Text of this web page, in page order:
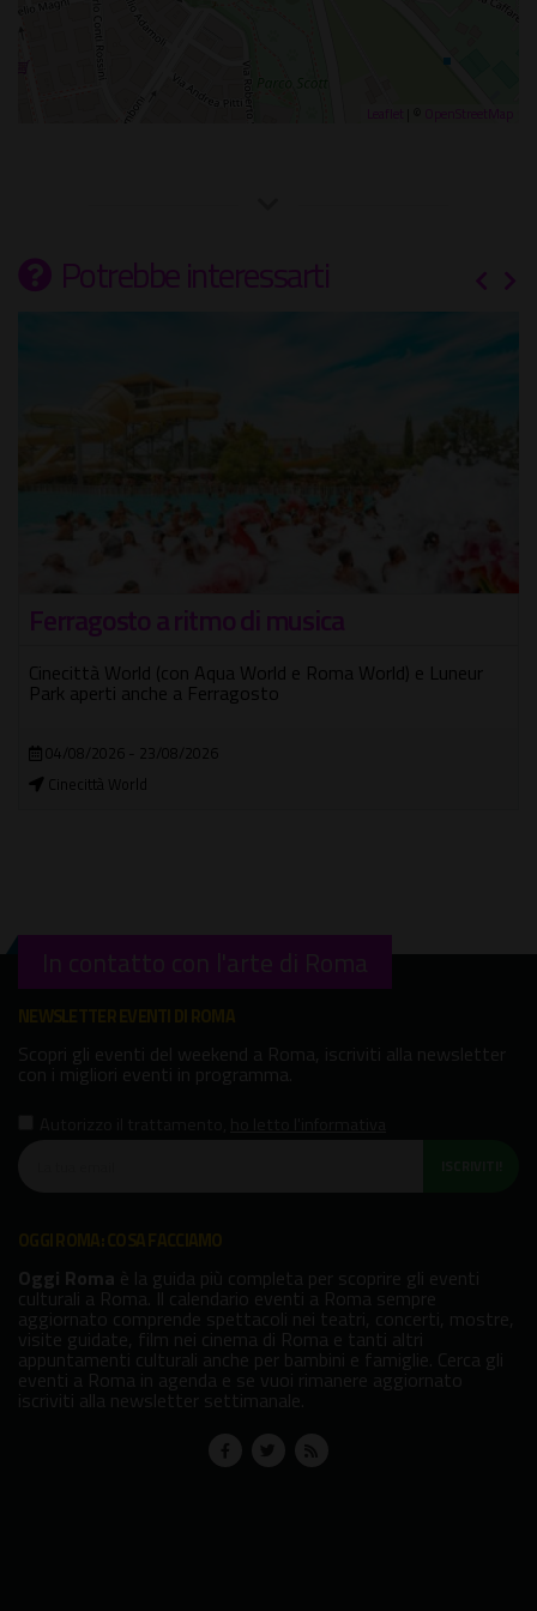
Potrebbe interessarti
Laboratori per bambini in zona Tuscolana
Estate Romana Creativa spazio iido dedicato ad adulti e
bambini
07/07/2026 - 30/09/2026
In città
In contatto con l'arte di Roma